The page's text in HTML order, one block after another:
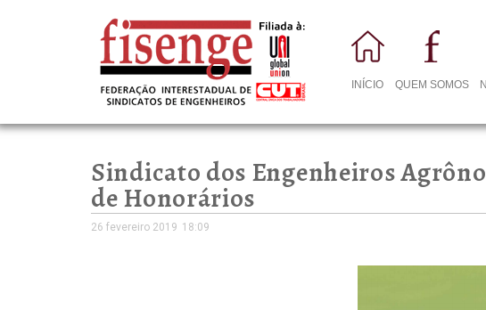
INÍCIO QUEM SOMOS
Sindicato dos Engenheiros
de Honorários
26 fevereiro 2019 18:09